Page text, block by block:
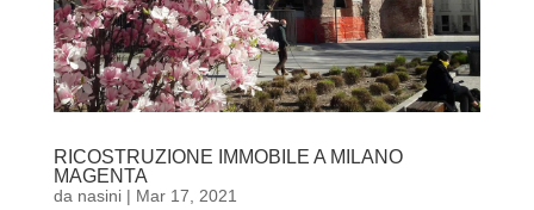
RICOSTRUZIONE IMMOBILE A MILANO
MAGENTA
da nasini| Mar 17, 2021